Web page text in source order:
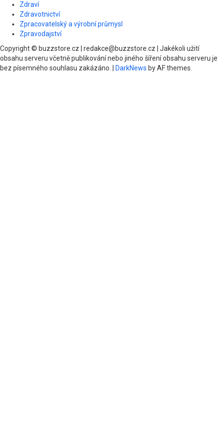
Zdraví
Zdravotnictví
Zpracovatelský a výrobní průmysl
Zpravodajství
Copyright © buzzstore.cz | redakce@buzzstore.cz | Jakékoli užití
obsahu serveru včetně publikování nebo jiného šíření obsahu serveru je
bez písemného souhlasu zakázáno.
DarkNews by AF themes.